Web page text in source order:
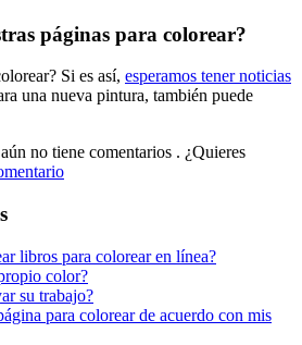
páginas para colorear?
Si es así, esperamos tener noticias
una nueva pintura, también puede
no tiene comentarios . ¿Quieres
libros para colorear en línea?
color?
su trabajo?
para colorear de acuerdo con mis